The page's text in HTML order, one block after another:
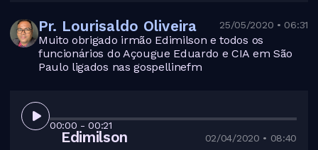
Pr. Lourisaldo Oliveira 25/05/2020 • 06:31
Muito obrigado irmão Edimilson e todos os
funcionários do Açougue Eduardo e CIA em São
Paulo ligados nas gospellinefm
00:00 - 00:21
Edimilson 02/04/2020 • 08:40